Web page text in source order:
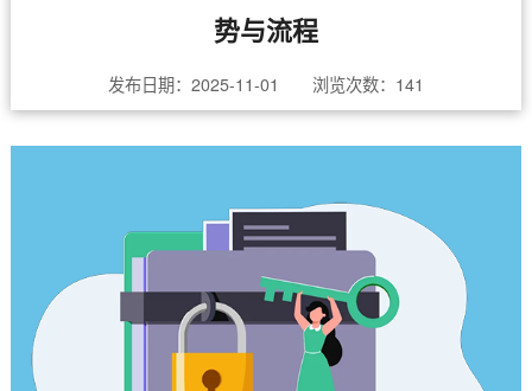
势与流程
发布日期：2025-11-01 浏览次数： 141